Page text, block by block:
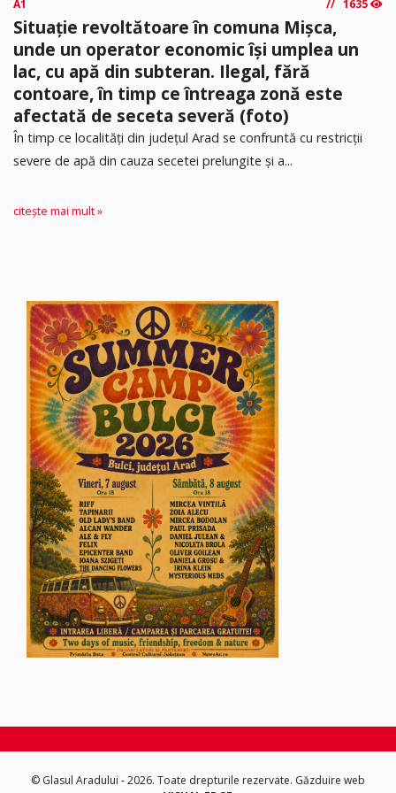
A1 1635
Situație revoltătoare în comuna Mișca,
unde un operator economic își umplea un
lac, cu apă din subteran. Ilegal, fără
contoare, în timp ce întreaga zonă este
afectată de seceta severă (foto)
În timp ce localități din județul Arad se confruntă cu restricții
severe de apă din cauza secetei prelungite și a...
citește mai mult »
© Glasul Aradului - 2026. Toate drepturile rezervate. Găzduire web